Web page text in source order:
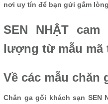
nơi uy tín để bạn gửi gắm
SEN NHẬT
lượng từ mẫu mã
Về các mẫu chăn
Chăn ga gối khách sạn SEN